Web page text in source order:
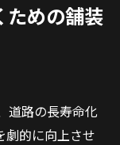
ための舗装
道路の長寿命化
劇的に向上させ